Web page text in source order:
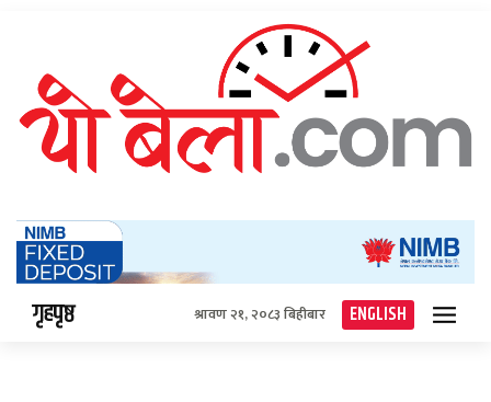
गृहपृष्ठ श्रावण २१, २०८३ बिहीबार ENGLISH